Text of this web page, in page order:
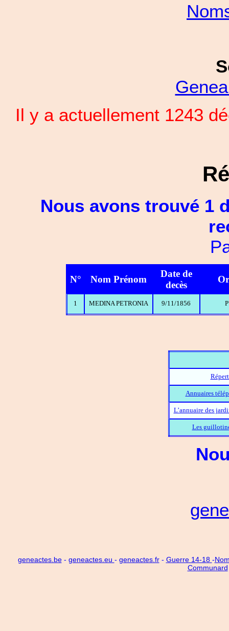
Il y a actuellement 1243
Nous avons trouvé 1
N° Nom Prénom
Date de
decès
1 MEDINA PETRONIA 9/11/1856
Annuaires
L’annuaire des
Les
geneactes.be- geneactes.eu - geneactes.fr- Guerre 14-18 -
Communard